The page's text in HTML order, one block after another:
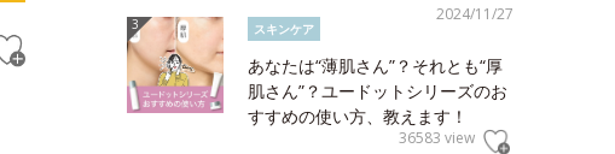
2024/11/27
スキンケア
あなたは“薄肌さん”？それとも“厚
肌さん”？ユードットシリーズのお
すすめの使い方、教えます！
36583 view